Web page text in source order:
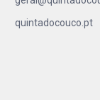
quintadocouco.pt